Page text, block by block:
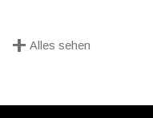
+ Alles sehen